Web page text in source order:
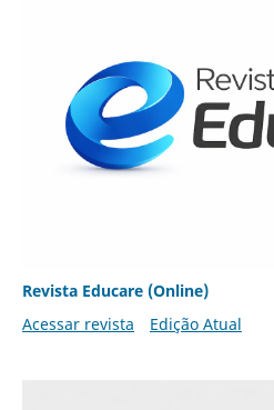
Revista Educare (Online)
Acessar revista
Edição Atual